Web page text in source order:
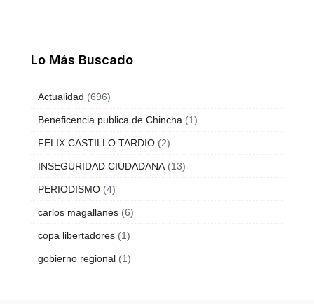
Lo Más Buscado
Actualidad (696)
Beneficencia publica de Chincha (1)
FELIX CASTILLO TARDIO (2)
INSEGURIDAD CIUDADANA (13)
PERIODISMO (4)
carlos magallanes (6)
copa libertadores (1)
gobierno regional (1)